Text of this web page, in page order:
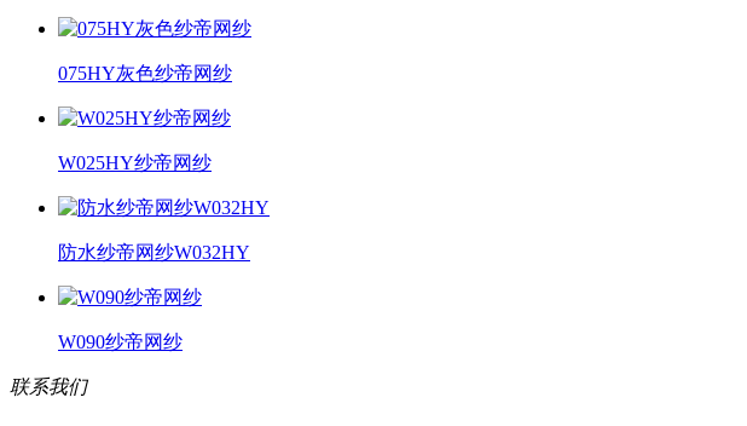
075HY灰色纱帝网纱
W025HY纱帝网纱
防水纱帝网纱W032HY
W090纱帝网纱
联系我们